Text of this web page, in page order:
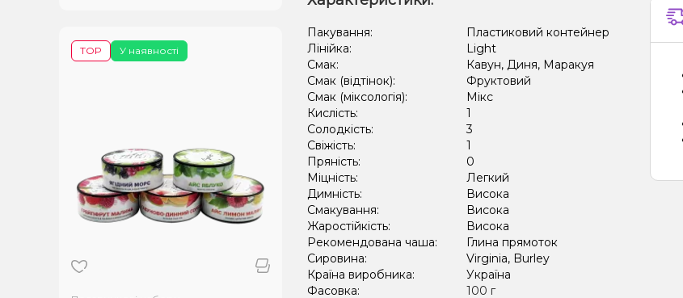
У наявності
TOP
Пакування:
Пластиковий контейнер
Лінійка:
Light
Смак:
Кавун, Диня, Маракуя
Смак (відтінок):
Фруктовий
Смак (міксологія):
Мікс
Кислість:
1
Солодкість:
3
Свіжість:
1
Пряність:
0
Міцність:
Легкий
Димність:
Висока
Смакування:
Висока
Жаростійкість:
Висока
Рекомендована чаша:
Глина прямоток
Сировина:
Virginia, Burley
Країна виробника:
Україна
Фасовка:
100 г